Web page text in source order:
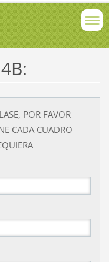
POR FAVOR
CADA CUADRO